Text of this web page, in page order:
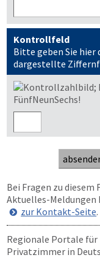
Kontrollfeld
Bitte geben Sie hier
dargestellte
Bei Fragen zu
Aktuelles-Meldungen
zur Kontakt-Seite.
Regionale Portale für
Privatzimmer in